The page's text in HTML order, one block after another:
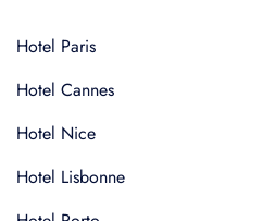
Hotel Paris
Hotel Cannes
Hotel Nice
Hotel Lisbonne